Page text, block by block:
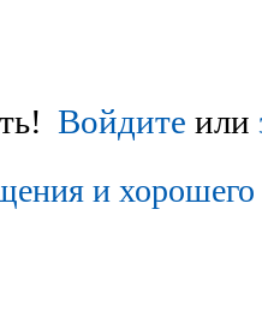
Войдите или
и хорошего